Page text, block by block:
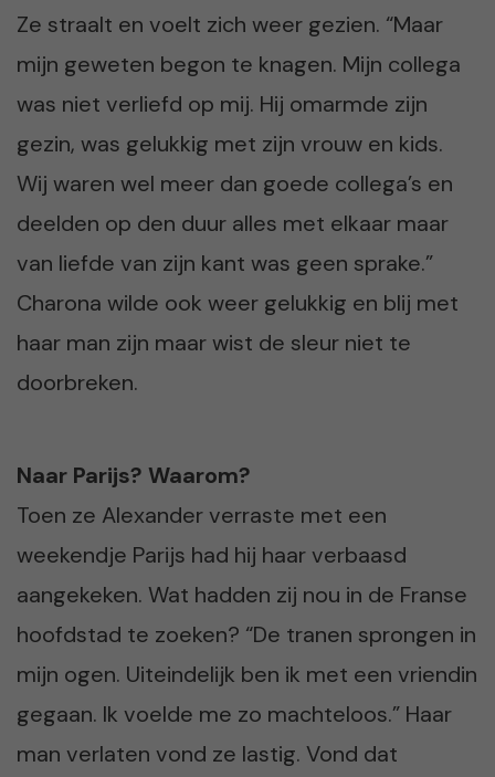
Ze straalt en voelt zich weer gezien. “Maar
mijn geweten begon te knagen. Mijn collega
was niet verliefd op mij. Hij omarmde zijn
gezin, was gelukkig met zijn vrouw en kids.
Wij waren wel meer dan goede collega’s en
deelden op den duur alles met elkaar maar
van liefde van zijn kant was geen sprake.”
Charona wilde ook weer gelukkig en blij met
haar man zijn maar wist de sleur niet te
doorbreken.
Naar Parijs? Waarom?
Toen ze Alexander verraste met een
weekendje Parijs had hij haar verbaasd
aangekeken. Wat hadden zij nou in de Franse
hoofdstad te zoeken? “De tranen sprongen in
mijn ogen. Uiteindelijk ben ik met een vriendin
gegaan. Ik voelde me zo machteloos.” Haar
man verlaten vond ze lastig. Vond dat